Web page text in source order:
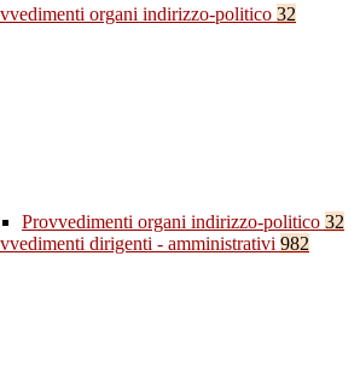
organi indirizzo-politico 32
Provvedimenti organi indirizzo-politico 32
dirigenti - amministrativi 982